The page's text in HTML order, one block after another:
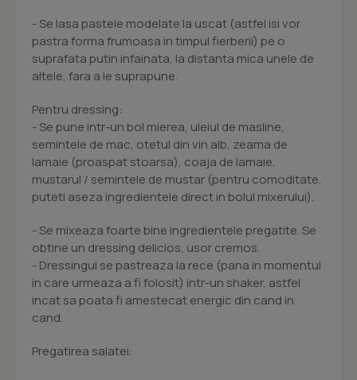
- Se lasa pastele modelate la uscat (astfel isi vor
pastra forma frumoasa in timpul fierberii) pe o
suprafata putin infainata, la distanta mica unele de
altele, fara a le suprapune.
Pentru dressing:
- Se pune intr-un bol mierea, uleiul de masline,
semintele de mac, otetul din vin alb, zeama de
lamaie (proaspat stoarsa), coaja de lamaie,
mustarul / semintele de mustar (pentru comoditate,
puteti aseza ingredientele direct in bolul mixerului).
- Se mixeaza foarte bine ingredientele pregatite. Se
obtine un dressing delicios, usor cremos.
- Dressingul se pastreaza la rece (pana in momentul
in care urmeaza a fi folosit) intr-un shaker, astfel
incat sa poata fi amestecat energic din cand in
cand.
Pregatirea salatei: